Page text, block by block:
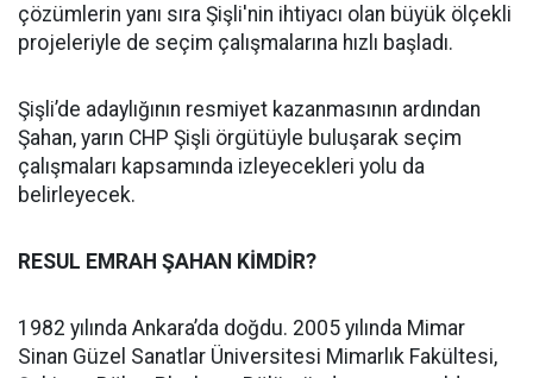
çözümlerin yanı sıra Şişli'nin ihtiyacı olan büyük ölçekli
projeleriyle de seçim çalışmalarına hızlı başladı.
Şişli’de adaylığının resmiyet kazanmasının ardından
Şahan, yarın CHP Şişli örgütüyle buluşarak seçim
çalışmaları kapsamında izleyecekleri yolu da
belirleyecek.
RESUL EMRAH ŞAHAN KİMDİR?
1982 yılında Ankara’da doğdu. 2005 yılında Mimar
Sinan Güzel Sanatlar Üniversitesi Mimarlık Fakültesi,